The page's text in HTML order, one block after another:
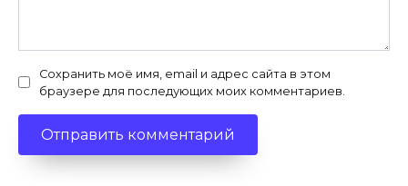
Сохранить моё имя, email и адрес сайта в этом
браузере для последующих моих комментариев.